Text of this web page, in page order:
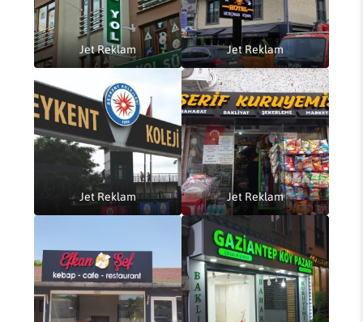
Jet Reklam Jet Reklam
Jet Reklam Jet Reklam